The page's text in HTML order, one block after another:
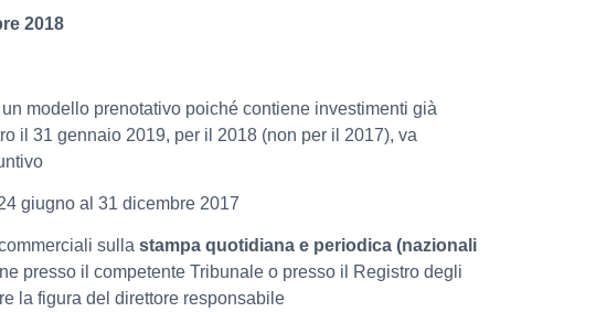
2018
modello prenotativo poiché contiene investimenti già
il 31 gennaio 2019, per il 2018 (non per il 2017), va
giugno al 31 dicembre 2017
sulla stampa quotidiana e periodica (nazionali
presso il competente Tribunale o presso il Registro degli
la figura del direttore responsabile